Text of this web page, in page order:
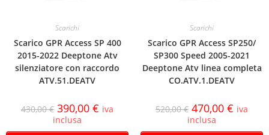
Scarichi
Scarico GPR Access SP 400
2015-2022 Deeptone Atv
silenziatore con raccordo
ATV.51.DEATV
430,00€ 390,00 € iva
inclusa
Scarichi
Scarico GPR Access SP250/
SP300 Speed 2005-2021
Deeptone Atv linea completa
CO.ATV.1.DEATV
520,00€ 470,00 € iva
inclusa